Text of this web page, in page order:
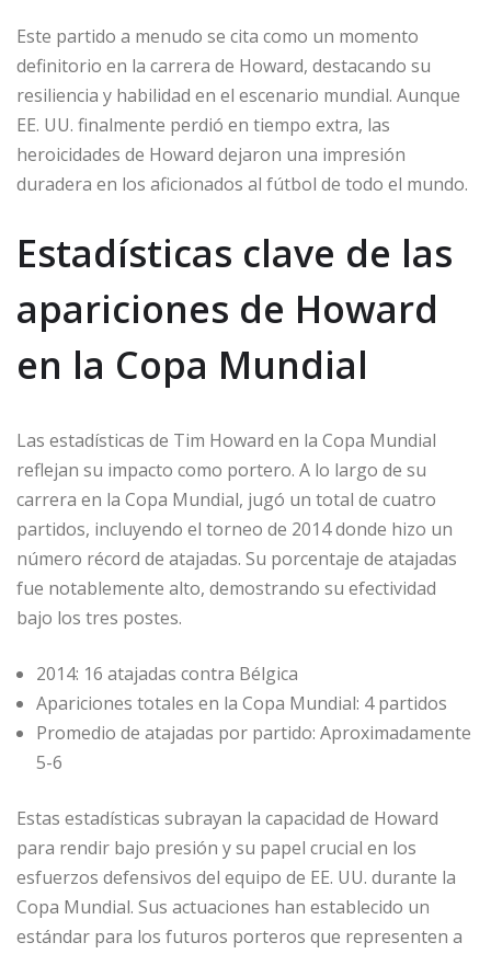
Este partido a menudo se cita como un momento
definitorio en la carrera de Howard, destacando su
resiliencia y habilidad en el escenario mundial. Aunque
EE. UU. finalmente perdió en tiempo extra, las
heroicidades de Howard dejaron una impresión
duradera en los aficionados al fútbol de todo el mundo.
Estadísticas clave de las
apariciones de Howard
en la Copa Mundial
Las estadísticas de Tim Howard en la Copa Mundial
reflejan su impacto como portero. A lo largo de su
carrera en la Copa Mundial, jugó un total de cuatro
partidos, incluyendo el torneo de 2014 donde hizo un
número récord de atajadas. Su porcentaje de atajadas
fue notablemente alto, demostrando su efectividad
bajo los tres postes.
2014: 16 atajadas contra Bélgica
Apariciones totales en la Copa Mundial: 4 partidos
Promedio de atajadas por partido: Aproximadamente
5-6
Estas estadísticas subrayan la capacidad de Howard
para rendir bajo presión y su papel crucial en los
esfuerzos defensivos del equipo de EE. UU. durante la
Copa Mundial. Sus actuaciones han establecido un
estándar para los futuros porteros que representen a